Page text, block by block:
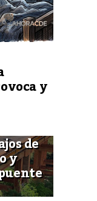
y
de
y